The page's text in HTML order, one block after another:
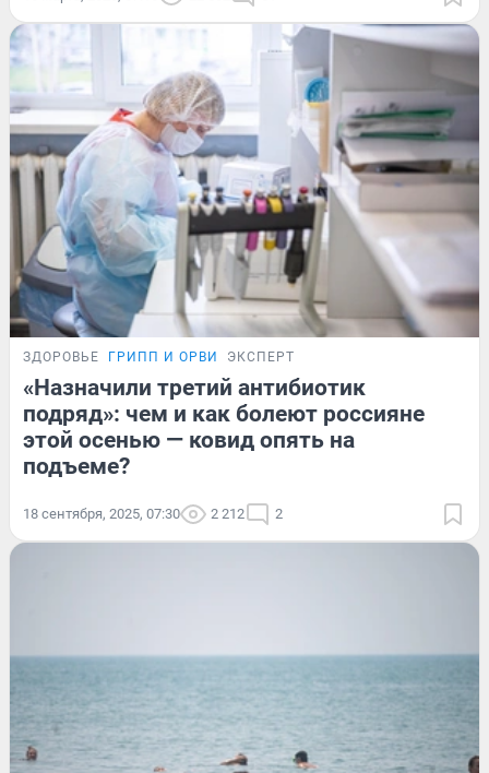
ЗДОРОВЬЕ ГРИПП И ОРВИ ЭКСПЕРТ
«Назначили третий антибиотик
подряд»: чем и как болеют россияне
этой осенью — ковид опять на
подъеме?
18 сентября, 2025, 07:30 2 212 2